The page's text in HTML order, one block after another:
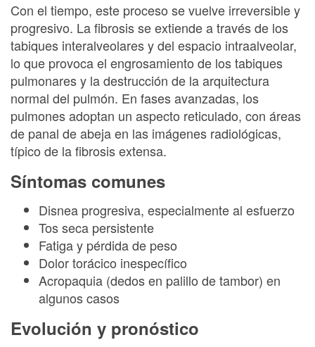
Con el tiempo, este proceso se vuelve irreversible y
progresivo. La fibrosis se extiende a través de los
tabiques interalveolares y del espacio intraalveolar,
lo que provoca el engrosamiento de los tabiques
pulmonares y la destrucción de la arquitectura
normal del pulmón. En fases avanzadas, los
pulmones adoptan un aspecto reticulado, con áreas
de panal de abeja en las imágenes radiológicas,
típico de la fibrosis extensa.
Síntomas comunes
Disnea progresiva, especialmente al esfuerzo
Tos seca persistente
Fatiga y pérdida de peso
Dolor torácico inespecífico
Acropaquia (dedos en palillo de tambor) en
algunos casos
Evolución y pronóstico